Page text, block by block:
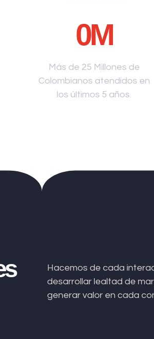
0M
Más de 25 Millones de
Colombianos atendidos en
los últimos 5 años.
Hacemos de cada
desarrollar lealtad de
generar valor en cada